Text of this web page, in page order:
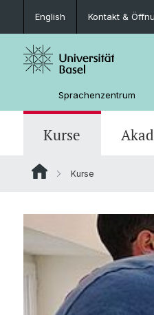
English Kontakt &
Sprachenzentrum
Kurse
Kurse